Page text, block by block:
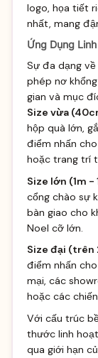
logo, họa tiết
nhất, mang
Ứng Dụng
Sự đa dạng
phép nơ
gian và mục
Size vừa
hộp quà lớn,
điểm nhấn
hoặc trang trí
Size lớn (1m -
cổng chào sự
bàn giao cho
Noel cỡ lớn.
Size đại (trên
điểm nhấn
mại, các
hoặc các
Với cấu trúc
thước linh
qua giới hạn